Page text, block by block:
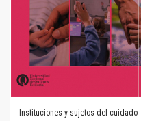
Instituciones y sujetos del cuidado